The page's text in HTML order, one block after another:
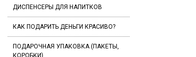
ДИСПЕНСЕРЫ ДЛЯ НАПИТКОВ
КАК ПОДАРИТЬ ДЕНЬГИ КРАСИВО?
ПОДАРОЧНАЯ УПАКОВКА (ПАКЕТЫ,
КОРОБКИ)